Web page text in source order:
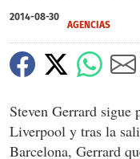
2014-08-30
AGENCIAS
Steven Gerrard sigue
Liverpool y tras la
Barcelona, Gerrard